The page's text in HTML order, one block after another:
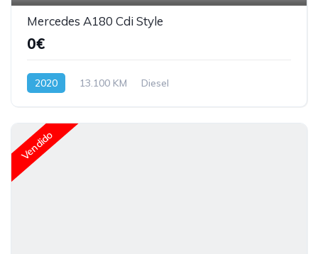
Mercedes A180 Cdi Style
0€
2020 13.100 KM Diesel
Vendido